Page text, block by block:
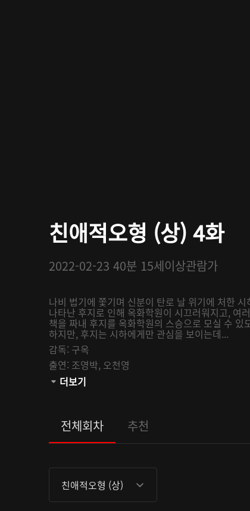
친애적오형 (상) 4화
2022-02-23 40분 15세이상관람가
나비 법기에 쫓기며 신분이 탄로 날 위기에 처한
나타난 후지로 인해 옥화학원이 시끄러워지고, 여
책을 짜내 후지를 옥화학원의 스승으로 모실 수
하지만, 후지는 시하에게만 관심을 보이는데...
감독: 구옥
출연: 조영박, 오천영
관람등급:
더보기
전체회차 추천
친애적오형 (상)